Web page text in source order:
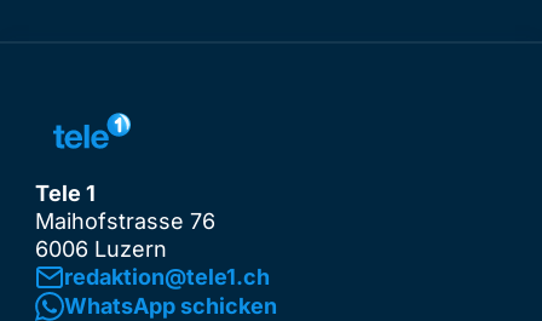
Tele 1
Maihofstrasse 76
6006 Luzern
redaktion@tele1.ch
WhatsApp schicken